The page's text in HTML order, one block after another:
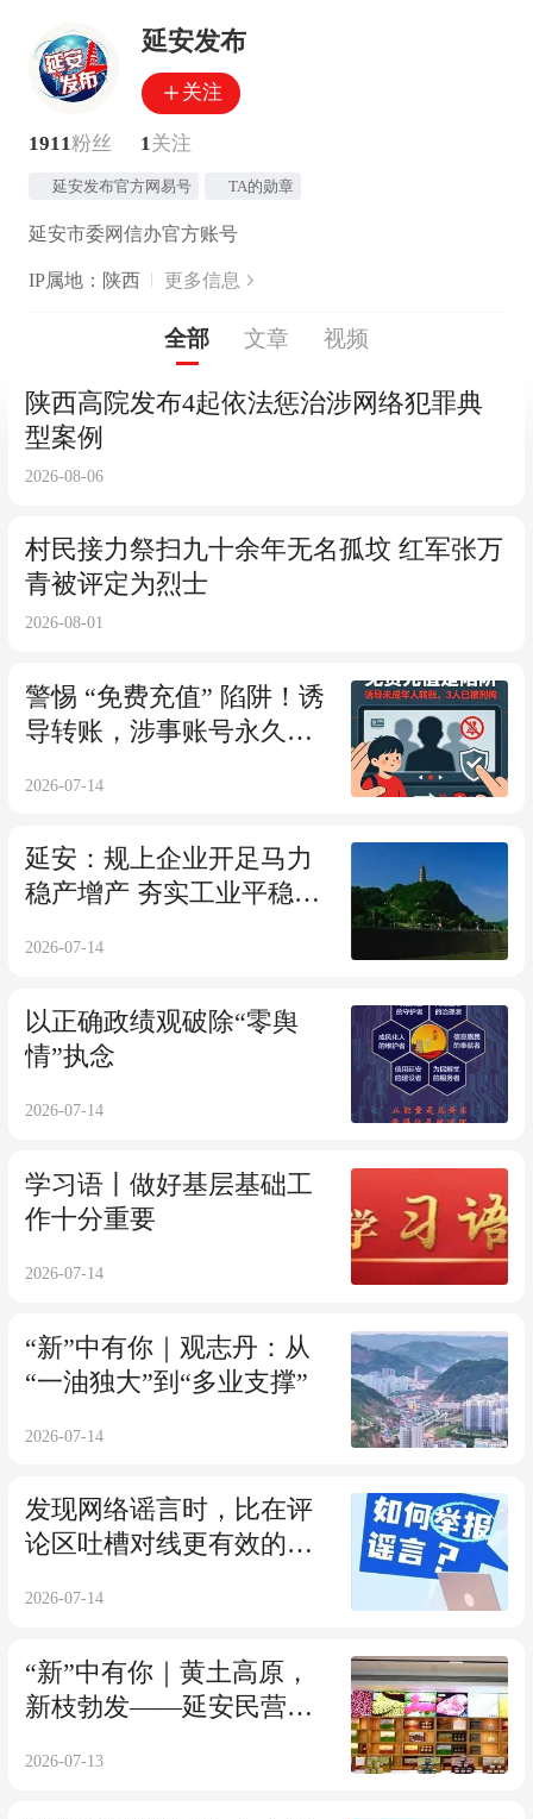
延安发布
关注
1911粉丝 1 关注
延安发布官方网易号 TA的勋章
延安市委网信办官方账号
IP属地：陕西 更多信息
全部 文章 视频
陕西高院发布4起依法惩治涉网络犯罪典
型案例
2026-08-06
村民接力祭扫九十余年无名孤坟 红军张万
青被评定为烈士
2026-08-01
警惕 “免费充值” 陷阱！诱
导转账，涉事账号永久封
2026-07-14
延安：规上企业开足马力
稳产增产 夯实工业平稳运
2026-07-14
以正确政绩观破除“零舆
情”执念
2026-07-14
学习语丨做好基层基础工
作十分重要
2026-07-14
“新”中有你｜观志丹：从
“一油独大”到“多业支撑”
2026-07-14
发现网络谣言时，比在评
论区吐槽对线更有效的是
2026-07-14
“新”中有你｜黄土高原，
新枝勃发——延安民营经
2026-07-13